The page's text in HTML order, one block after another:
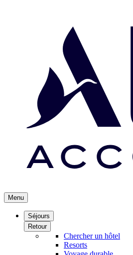
Menu
Séjours
Retour
Chercher un hôtel
Resorts